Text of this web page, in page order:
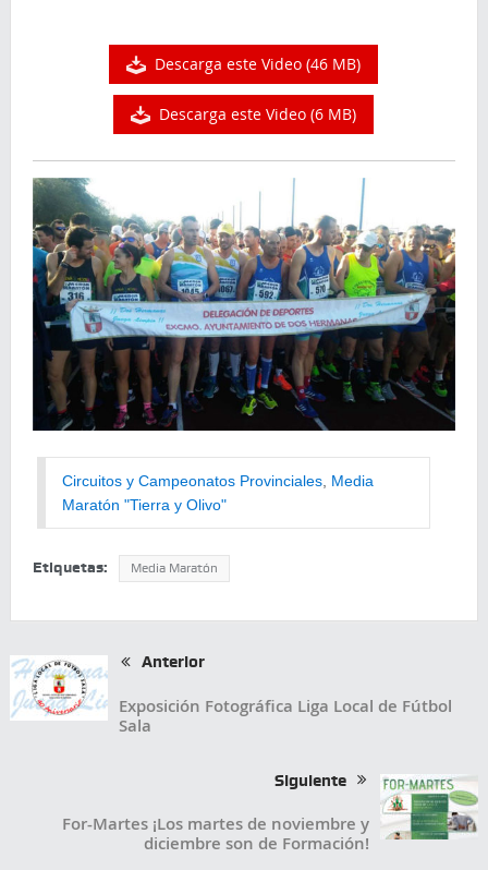
Descarga este Video (46 MB)
Descarga este Video (6 MB)
Circuitos y Campeonatos Provinciales Media
Maratón "Tierra y Olivo"
Etiquetas: Media Maratón
Anterior
Exposición Fotográfica Liga Local de Fútbol
Sala
Siguiente
For-Martes ¡Los martes de noviembre y
diciembre son de Formación!